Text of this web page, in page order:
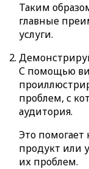
Таким
главные
услуги.
С помощью
проблем, с
аудитория.
Это
продукт или
их проблем.